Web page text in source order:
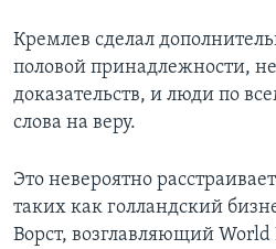
Кремлев сделал
половой принадлежности,
доказательств, и люди по
слова на веру.
Это невероятно
таких как голландский
Ворст, возглавляющий World